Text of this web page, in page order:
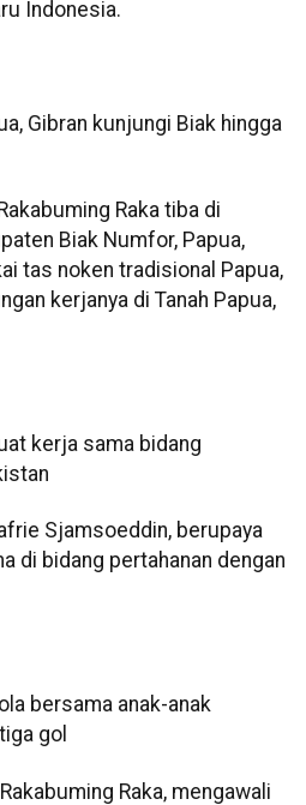
Indonesia.
Gibran kunjungi Biak hingga
Raka tiba di
Biak Numfor, Papua,
tas noken tradisional Papua,
kerjanya di Tanah Papua,
kerja sama bidang
Sjamsoeddin, berupaya
di bidang pertahanan dengan
bersama anak-anak
gol
Raka, mengawali